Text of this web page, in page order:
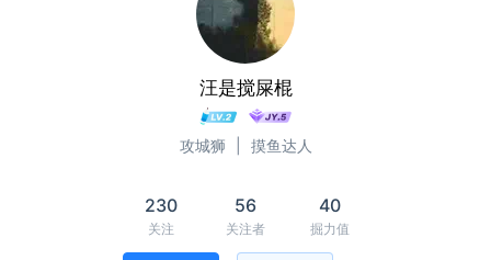
汪是搅屎棍
攻城狮 摸鱼达人
230
关注
56
关注者
40
掘力值